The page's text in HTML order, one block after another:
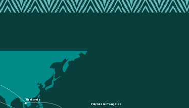
Polynésie française
Thaïlande